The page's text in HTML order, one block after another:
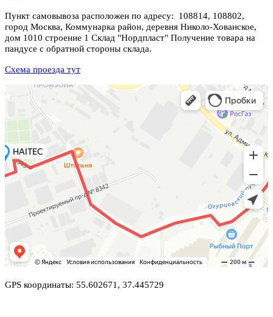
Пункт самовывоза расположен по адресу: 108814, 108802,
город Москва, Коммунарка район, деревня Николо-Хованское,
дом 1010 строение 1 Склад "Нордпласт" Получение товара на
пандусе с обратной стороны склада.
Схема проезда тут
GPS координаты: 55.602671, 37.445729